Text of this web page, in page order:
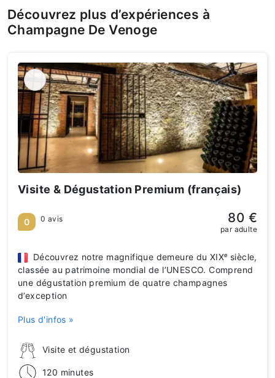
Découvrez plus d’expériences à
Champagne De Venoge
Visite & Dégustation Premium (français)
Visite et dégustation
120 minutes
Découvrez notre magnifique demeure du XIXᵉ siècle,
classée au patrimoine mondial de l’UNESCO. Comprend
une dégustation premium de quatre champagnes
d’exception
Plus d'infos »
0 0 avis 80 €
par adulte